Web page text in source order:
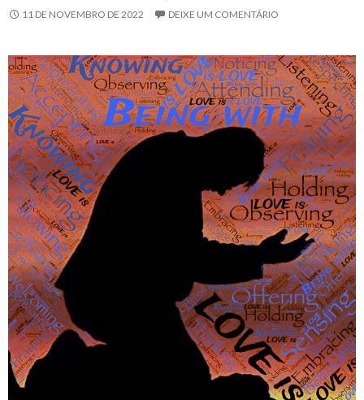
11 DE NOVEMBRO DE 2022 DEIXE UM COMENTÁRIO